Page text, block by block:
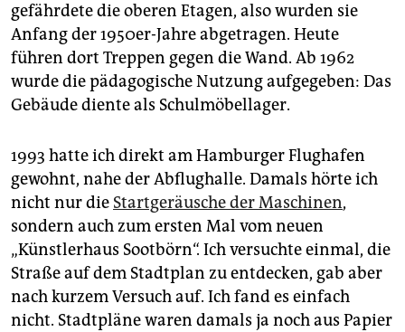
gefährdete die oberen Etagen, also wurden sie
Anfang der 1950er-Jahre abgetragen. Heute
führen dort Treppen gegen die Wand. Ab 1962
wurde die pädagogische Nutzung aufgegeben: Das
Gebäude diente als Schulmöbellager.
1993 hatte ich direkt am Hamburger Flughafen
gewohnt, nahe der Abflughalle. Damals hörte ich
nicht nur die Startgeräusche der Maschinen,
sondern auch zum ersten Mal vom neuen
„Künstlerhaus Sootbörn“. Ich versuchte einmal, die
Straße auf dem Stadtplan zu entdecken, gab aber
nach kurzem Versuch auf. Ich fand es einfach
nicht. Stadtpläne waren damals ja noch aus Papier